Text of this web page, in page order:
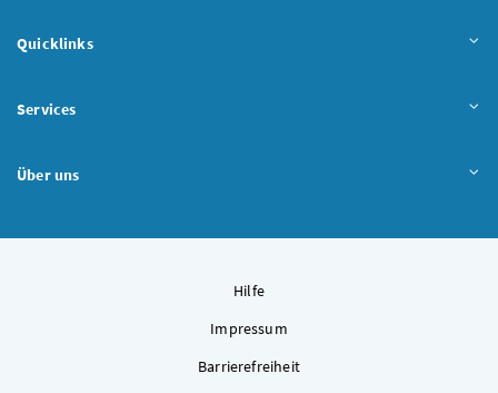
Quicklinks
Services
Über uns
Hilfe
Impressum
Barrierefreiheit